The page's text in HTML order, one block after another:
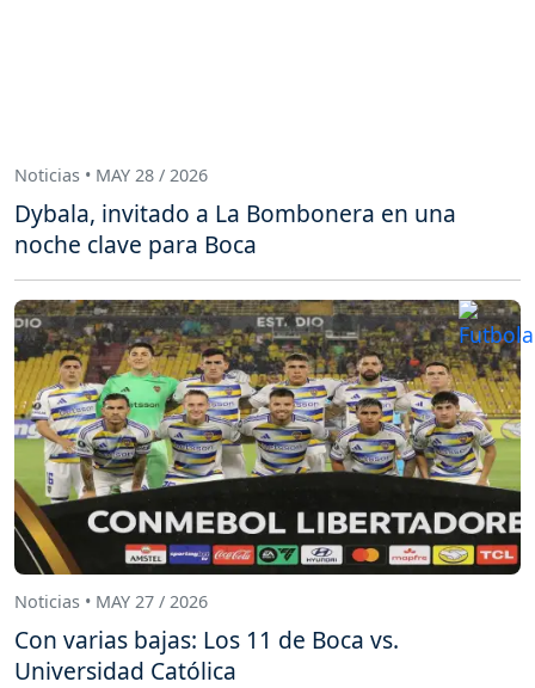
Noticias • MAY 28 / 2026
Dybala, invitado a La Bombonera en una
noche clave para Boca
Noticias • MAY 27 / 2026
Con varias bajas: Los 11 de Boca vs.
Universidad Católica